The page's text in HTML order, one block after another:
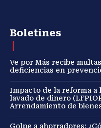
Boletines
Ve por Más recibe
deficiencias en
Impacto de la reforma a
lavado de dinero
Arrendamiento de
Golpe a ahorradores: